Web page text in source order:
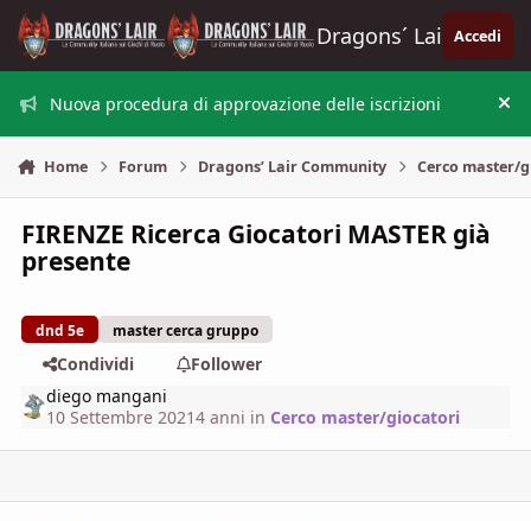
Vai al contenuto
Dragons´ Lair Accedi
Nuova procedura di approvazione delle iscrizioni
Home Forum Dragons’ Lair Community Cerco master/
FIRENZE Ricerca Giocatori MASTER già
presente
dnd 5e master cerca gruppo
Condividi
Follower
diego mangani
10 Settembre 20214 anni in Cerco master/giocatori